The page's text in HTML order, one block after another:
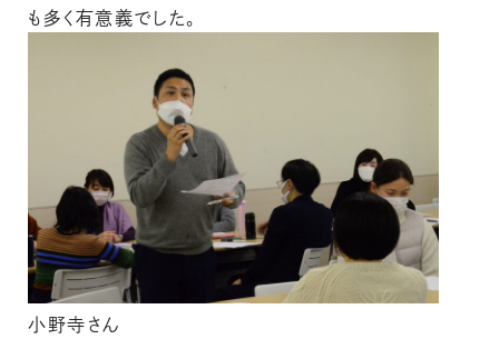
も多く有意義でした。
小野寺さん